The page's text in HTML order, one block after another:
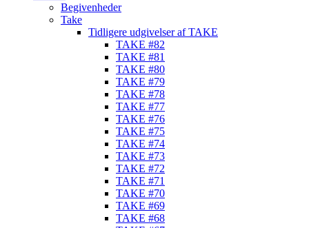
Begivenheder
Take
Tidligere udgivelser af TAKE
TAKE #82
TAKE #81
TAKE #80
TAKE #79
TAKE #78
TAKE #77
TAKE #76
TAKE #75
TAKE #74
TAKE #73
TAKE #72
TAKE #71
TAKE #70
TAKE #69
TAKE #68